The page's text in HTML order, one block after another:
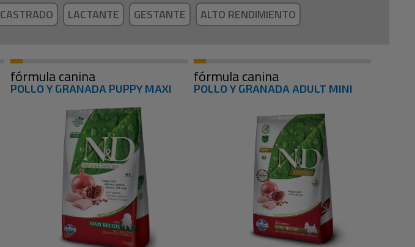
CASTRADO LACTANTE GESTANTE ALTO RENDIMIENTO
fórmula canina
POLLO Y GRANADA PUPPY MAXI
fórmula canina
POLLO Y GRANADA ADULT MINI